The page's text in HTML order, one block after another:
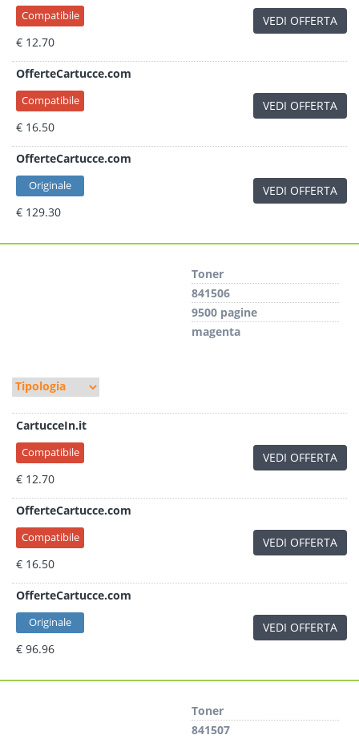
Compatibile
€ 12.70
VEDI OFFERTA
OfferteCartucce.com
Compatibile
€ 16.50
VEDI OFFERTA
OfferteCartucce.com
Originale
€ 129.30
VEDI OFFERTA
Toner
841506
9500 pagine
magenta
CartucceIn.it
Compatibile
€ 12.70
VEDI OFFERTA
OfferteCartucce.com
Compatibile
€ 16.50
VEDI OFFERTA
OfferteCartucce.com
Originale
€ 96.96
VEDI OFFERTA
Toner
841507